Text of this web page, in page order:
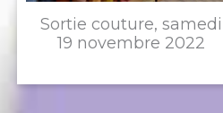
Sortie couture, samedi
19 novembre 2022